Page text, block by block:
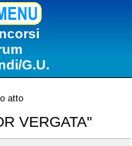
G.U.
atto
VERGATA"